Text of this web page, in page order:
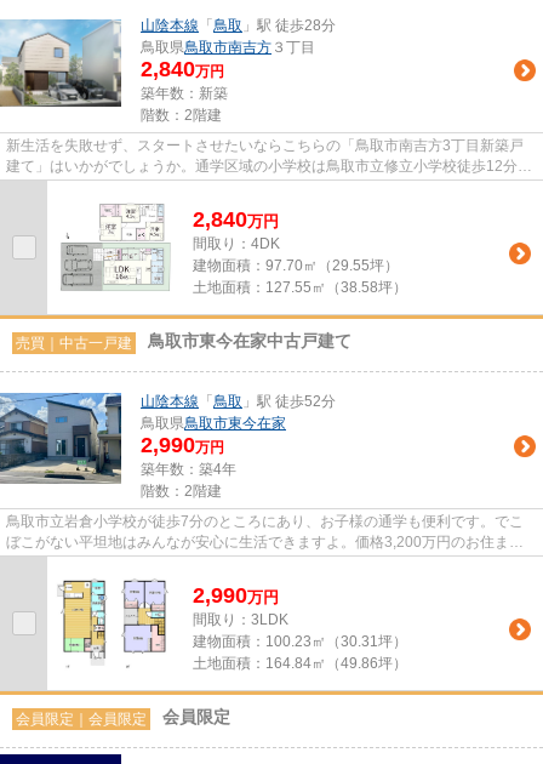
山陰本線 「鳥取 」駅 徒歩28分
鳥取県鳥取市南吉方 ３丁目
2,840万円
築年数：新築
階数：2階建
新生活を失敗せず、スタートさせたいならこちらの「鳥取市南吉方3丁目新築戸
建て」はいかがでしょうか。通学区域の小学校は鳥取市立修立小学校徒歩12分。
フローリングは掃除が簡単です...
2,840万円
間取り：4DK
建物面積： 97.70㎡（29.55坪）
土地面積： 127.55㎡（38.58坪）
売買｜中古一戸建 鳥取市東今在家中古戸建て
山陰本線 「鳥取 」駅 徒歩52分
鳥取県鳥取市東今在家
2,990万円
築年数：築4年
階数：2階建
鳥取市立岩倉小学校が徒歩7分のところにあり、お子様の通学も便利です。でこ
ぼこがない平坦地はみんなが安心に生活できますよ。価格3,200万円のお住まい
はこちらです。建物面積100.23...
2,990万円
間取り：3LDK
建物面積： 100.23㎡（30.31坪）
土地面積： 164.84㎡（49.86坪）
会員限定 ｜ 会員限定 会員限定